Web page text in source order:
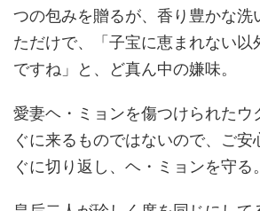
つの包みを贈るが、香り豊かな洗
ただけで、「子宝に恵まれない以
ですね」と、ど真ん中の嫌味。
愛妻ヘ・ミョンを傷つけられたウ
ぐに来るものではないので、ご
ぐに切り返し、ヘ・ミョンを守る。